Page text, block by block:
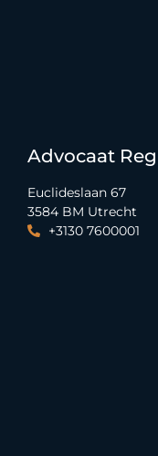
Advocaat
Euclideslaan 67
3584 BM Utrecht
+3130 7600001